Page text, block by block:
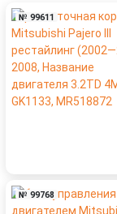
№ 99611
№ 99768